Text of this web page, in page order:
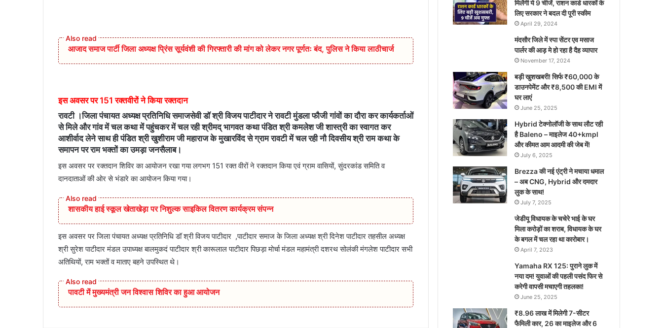
आजाद समाज पार्टी जिला अध्यक्ष प्रिंस सूर्यवंशी की गिरफ्तारी की मांग को लेकर नगर पूर्णतः बंद, पुलिस ने किया लाठीचार्ज
इस अवसर पर 151 रक्तवीरों ने किया रक्तदान
रावटी ।जिला पंचायत अध्यक्ष प्रतिनिधि समाजसेवी डॉ श्री विजय पाटीदार ने रावटी मुंडला फौजी गांवों का दौरा कर कार्यकर्ताओं
से मिले और गांव में चल कथा में पहुंचकर में चल रही श्रीमद् भागवत कथा पंडित श्री कमलेश जी शास्त्री का स्वागत कर
आशीर्वाद लेने साथ ही पंडित श्री खुशीराम जी महाराज के मुखारविंद से ग्राम रावटी में चल रही नौ दिवसीय श्री राम कथा के
समापन पर राम भक्तों का उमड़ा जनसैलाब।
इस अवसर पर रक्तदान शिविर का आयोजन रखा गया लगभग 151 रक्त वीरों ने रक्तदान किया एवं ग्राम वासियों, सुंदरकांड समिति व
दानदाताओं की ओर से भंडारे का आयोजन किया गया।
शासकीय हाई स्कूल खेताखेड़ा पर निशुल्क साइकिल वितरण कार्यक्रम संपन्न
इस अवसर पर जिला पंचायत अध्यक्ष प्रतिनिधि डॉ श्री विजय पाटीदार ,पाटीदार समाज के जिला अध्यक्ष श्री दिनेश पाटीदार तहसील अध्यक्ष
श्री सुरेश पाटीदार मंडल उपाध्यक्ष बालमुकदं पाटीदार श्री कारूलाल पाटीदार पिछड़ा मोर्चा मंडल महामंत्री दशरथ सोलंकी मंगलेश पाटीदार सभी
अतिथियों, राम भक्तों व माताए बहने उपस्थित थे।
पावटी में मुख्यमंत्री जन विश्वास शिविर का हुआ आयोजन
मिलेंगी ये 9 चीजें, राशन कार्ड धारकों के
लिए सरकार ने बदल दी पूरी स्कीम
April 29, 2024
मंदसौर जिले में स्पा सेंटर एव मसाज
पार्लर की आड़ मे हो रहा है दैह व्यापार
November 17, 2024
बड़ी खुशखबरी! सिर्फ ₹60,000 के
डाउनपेमेंट और ₹8,500 की EMI में
घर लाएं
June 25, 2025
Hybrid टेक्नोलॉजी के साथ लौट रही
है Baleno – माइलेज 40+kmpl
और कीमत आम आदमी की जेब में!
July 6, 2025
Brezza की नई एंट्री ने मचाया धमाल
– अब CNG, Hybrid और दमदार
लुक के साथ!
July 7, 2025
जेडीयू विधायक के चचेरे भाई के घर
मिला करोड़ों का शराब, विधायक के घर
के बगल में चल रहा था कारोबार।
April 7, 2023
Yamaha RX 125: पुराने लुक में
नया दम! युवाओं की पहली पसंद फिर से
करेगी वापसी मचाएगी तहलका!
June 25, 2025
₹8.96 लाख में मिलेगी 7-सीटर
फैमिली कार, 26 का माइलेज और 6